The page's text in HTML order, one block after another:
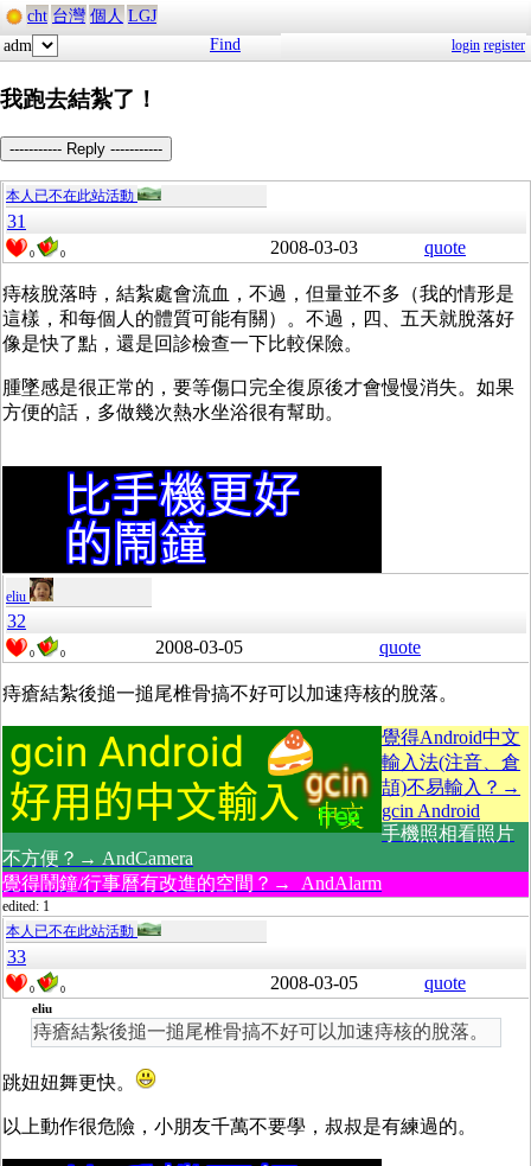
cht 台灣 個人 LGJ
adm
Find login register
我跑去結紮了！
----------- Reply -----------
本人已不在此站活動
31
0 0 2008-03-03 quote
痔核脫落時，結紮處會流血，不過，但量並不多（我的情形是
這樣，和每個人的體質可能有關）。不過，四、五天就脫落好
像是快了點，還是回診檢查一下比較保險。
腫墜感是很正常的，要等傷口完全復原後才會慢慢消失。如果
方便的話，多做幾次熱水坐浴很有幫助。
eliu
32
0 0 2008-03-05 quote
痔瘡結紮後搥一搥尾椎骨搞不好可以加速痔核的脫落。
覺得Android中文
輸入法(注音、倉
頡)不易輸入？→
gcin Android
手機照相看照片
不方便？→ AndCamera
覺得鬧鐘/行事曆有改進的空間？→ AndAlarm
edited: 1
本人已不在此站活動
33
0 0 2008-03-05 quote
eliu
痔瘡結紮後搥一搥尾椎骨搞不好可以加速痔核的脫落。
跳妞妞舞更快。
以上動作很危險，小朋友千萬不要學，叔叔是有練過的。